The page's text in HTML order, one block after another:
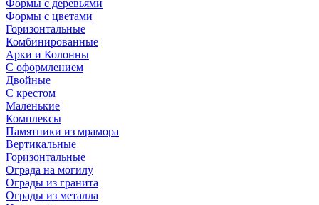
Формы с деревьями
Формы с цветами
Горизонтальные
Комбинированные
Арки и Колонны
С оформлением
Двойные
С крестом
Маленькие
Комплексы
Памятники из мрамора
Вертикальные
Горизонтальные
Ограда на могилу
Ограды из гранита
Ограды из металла